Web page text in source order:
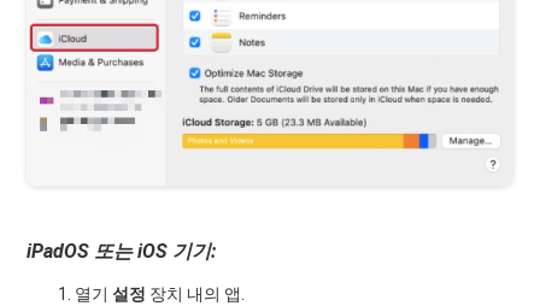
iPadOS 또는 iOS 기기:
열기설정 장치 내의 앱.